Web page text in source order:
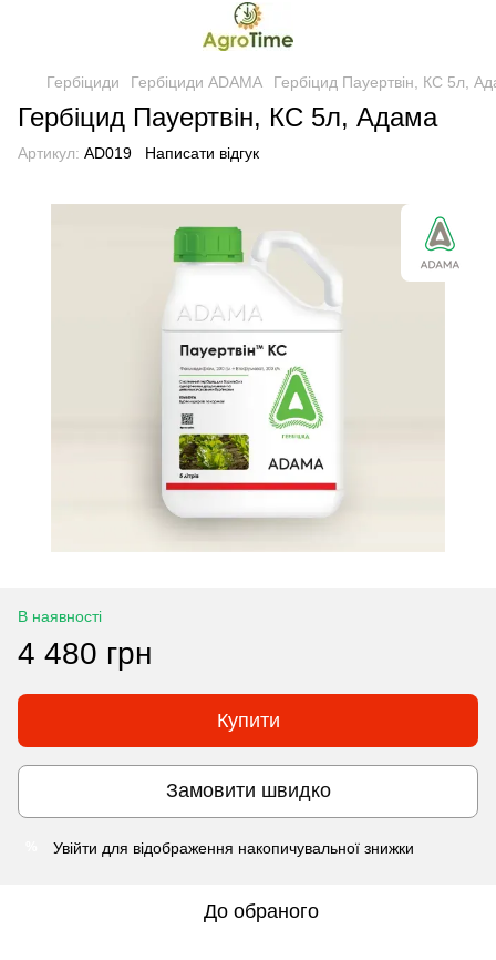
Гербіциди Гербіциди ADAMA Гербіцид Пауертвін, КС 5л,
Гербіцид Пауертвін, КС 5л, Адама
Артикул: AD019 Написати відгук
В наявності
4 480 грн
Купити
Замовити швидко
Увійти для відображення накопичувальної знижки
До обраного